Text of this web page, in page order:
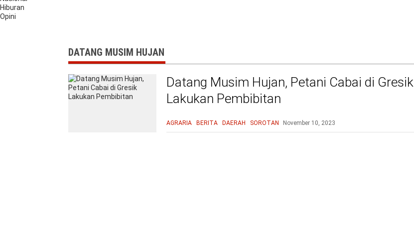
Hiburan
Opini
DATANG MUSIM HUJAN
Datang Musim Hujan, Petani Cabai di Gresik
Lakukan Pembibitan
AGRARIA BERITA DAERAH SOROTAN November 10, 2023